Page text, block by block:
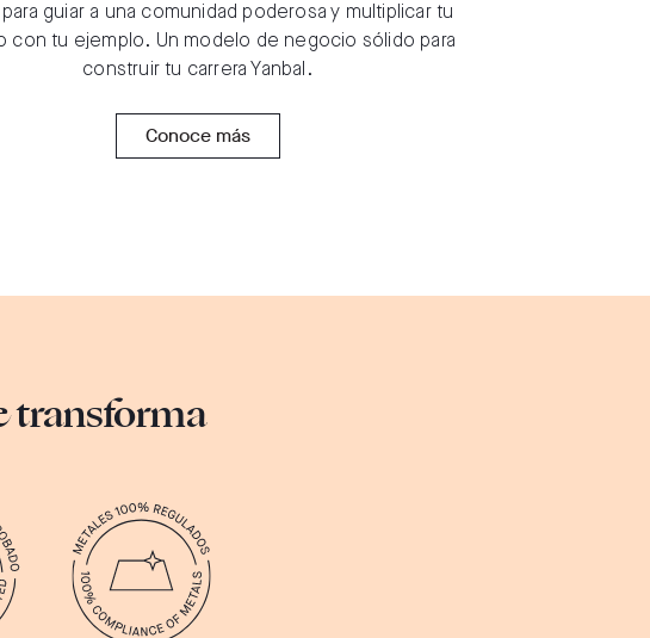
guiar a una comunidad poderosa y multiplicar tu
con tu ejemplo. Un modelo de negocio sólido para
construir tu carrera Yanbal.
Conoce más
transforma